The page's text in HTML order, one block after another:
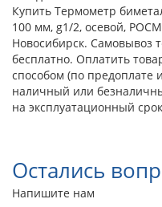
Купить Термометр
100 мм, g1/2, осевой,
Новосибирск. Самовывоз
бесплатно. Оплатить
способом (по предоплате
наличный или
на эксплуатационный
Остались
Напишите нам